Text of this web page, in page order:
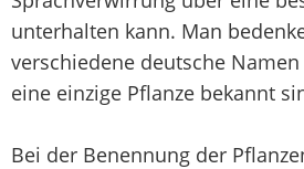
unterhalten kann. Man
verschiedene deutsche
eine einzige Pflanze bekannt
Bei der Benennung der